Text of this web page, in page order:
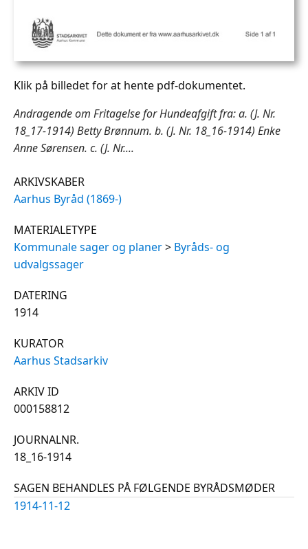
Klik på billedet for at hente pdf-dokumentet.
Andragende om Fritagelse for Hundeafgift fra: a. (J. Nr.
18_17-1914) Betty Brønnum. b. (J. Nr. 18_16-1914) Enke
Anne Sørensen. c. (J. Nr....
ARKIVSKABER
Aarhus Byråd (1869-)
MATERIALETYPE
Kommunale sager og planer> Byråds- og
udvalgssager
DATERING
1914
KURATOR
Aarhus Stadsarkiv
ARKIV ID
000158812
JOURNALNR.
18_16-1914
SAGEN BEHANDLES PÅ FØLGENDE BYRÅDSMØDER
1914-11-12